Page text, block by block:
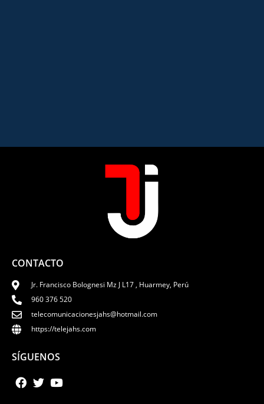
CONTACTO
Jr. Francisco Bolognesi Mz J L17 , Huarmey, Perú
960 376 520
telecomunicacionesjahs@hotmail.com
https://telejahs.com
SÍGUENOS